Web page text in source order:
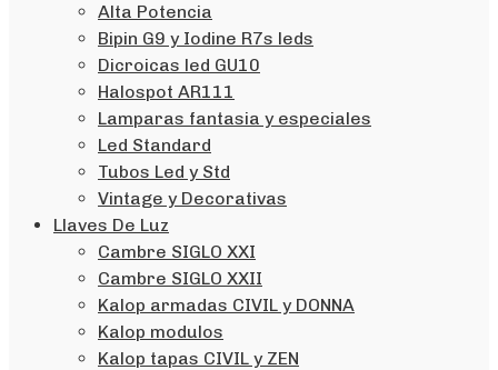
Alta Potencia
Bipin G9 y Iodine R7s leds
Dicroicas led GU10
Halospot AR111
Lamparas fantasia y especiales
Led Standard
Tubos Led y Std
Vintage y Decorativas
Llaves De Luz
Cambre SIGLO XXI
Cambre SIGLO XXII
Kalop armadas CIVIL y DONNA
Kalop modulos
Kalop tapas CIVIL y ZEN